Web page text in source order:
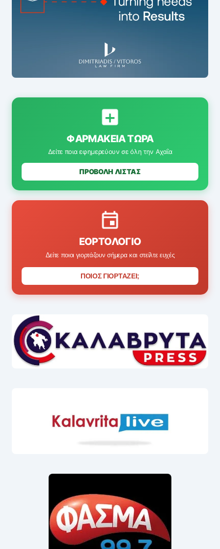
ΦΑΡΜΑΚΕΊΑ ΤΏΡΑ
Δείτε ποια εφημερεύουν σε όλη την Αχαΐα
ΠΡΟΒΟΛΗ ΛΙΣΤΑΣ
ΕΟΡΤΟΛΌΓΙΟ
Δείτε ποιοι γιορτάζουν σήμερα και στείλτε ευχές
ΠΟΙΟΣ ΓΙΟΡΤΑΖΕΙ;